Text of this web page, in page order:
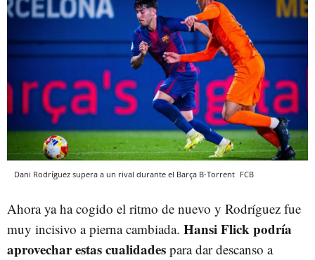
Dani Rodríguez supera a un rival durante el Barça B-Torrent FCB
Ahora ya ha cogido el ritmo de nuevo y Rodríguez fue
muy incisivo a pierna cambiada. Hansi Flick podría
aprovechar estas cualidades para dar descanso a